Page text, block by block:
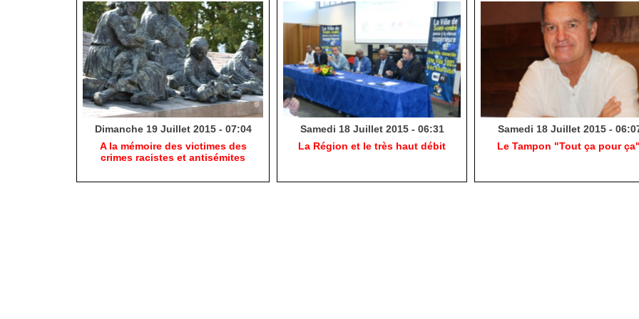
Dimanche 19 Juillet 2015 - 07:04
A la mémoire des victimes des
crimes racistes et antisémites
Samedi 18 Juillet 2015 - 06:31
La Région et le très haut débit
Samedi 18 Juillet 2015 -
Le Tampon "Tout ça pour